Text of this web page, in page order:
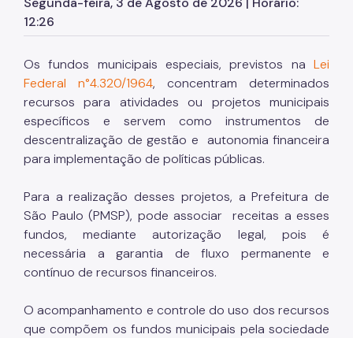
SP Mais Fácil
Cata-Bagulho
CADES/PR
Termo de Cooperação
Programa de Metas
Notícias
12:26
Os fundos municipais especiais, previstos na Lei
Federal n°4.320/1964, concentram determinados
recursos para atividades ou projetos municipais
específicos e servem como instrumentos de
descentralização de gestão e autonomia financeira
para implementação de políticas públicas.
Para a realização desses projetos, a Prefeitura de
São Paulo (PMSP), pode associar receitas a esses
fundos, mediante autorização legal, pois é
necessária a garantia de fluxo permanente e
contínuo de recursos financeiros.
O acompanhamento e controle do uso dos recursos
que compõem os fundos municipais pela sociedade